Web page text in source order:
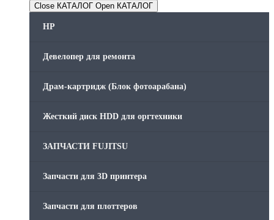
Память для принтера
Печатающая головка для принтера
Ремонт принтера. Услуги Сервисного центра.
Скрепки для финишера
Средства для сервиса / Оборудование
Стяжки для кабеля
Товары без категории
Close КАТАЛОГ Open КАТАЛОГ
HP
Девелопер для ремонта
Драм-картридж (Блок фотоарабана)
Жесткий диск HDD для оргтехники
ЗАПЧАСТИ FUJITSU
Запчасти для 3D принтера
Запчасти для плоттеров